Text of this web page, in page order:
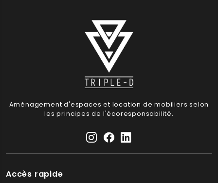
Aménagement d'espaces et location de mobiliers selon
les principes de l'écoresponsabilité.
Accès rapide